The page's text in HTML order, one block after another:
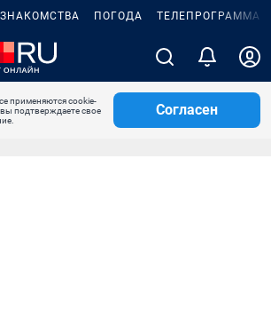
ЗНАКОМСТВА ПОГОДА ТЕЛЕПРОГРАММА
применяются cookie-
подтверждаете свое
Согласен